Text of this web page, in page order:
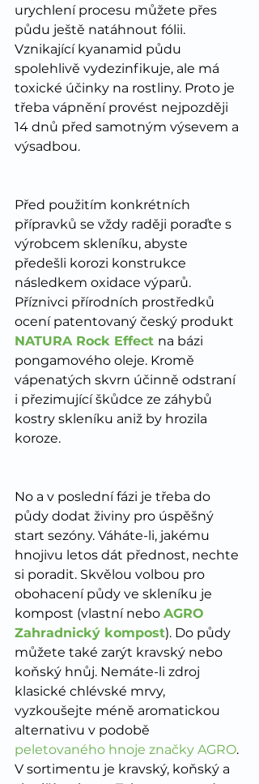
urychlení procesu můžete přes
půdu ještě natáhnout fólii.
Vznikající kyanamid půdu
spolehlivě vydezinfikuje, ale má
toxické účinky na rostliny. Proto je
třeba vápnění provést nejpozději
14 dnů před samotným výsevem a
výsadbou.
Před použitím konkrétních
přípravků se vždy raději poraďte s
výrobcem skleníku, abyste
předešli korozi konstrukce
následkem oxidace výparů.
Příznivci přírodních prostředků
ocení patentovaný český produkt
NATURA Rock Effect na bázi
pongamového oleje. Kromě
vápenatých skvrn účinně odstraní
i přezimující škůdce ze záhybů
kostry skleníku aniž by hrozila
koroze.
No a v poslední fázi je třeba do
půdy dodat živiny pro úspěšný
start sezóny. Váháte-li, jakému
hnojivu letos dát přednost, nechte
si poradit. Skvělou volbou pro
obohacení půdy ve skleníku je
kompost (vlastní nebo AGRO
Zahradnický kompost). Do půdy
můžete také zarýt kravský nebo
koňský hnůj. Nemáte-li zdroj
klasické chlévské mrvy,
vyzkoušejte méně aromatickou
alternativu v podobě
peletovaného hnoje značky AGRO.
V sortimentu je kravský, koňský a